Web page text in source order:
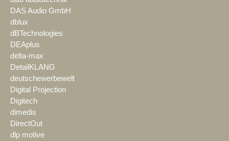
DAS Audio GmbH
dblux
dBTechnologies
DEAplus
delta-max
DetailKLANG
deutschewerbewelt
Digital Projection
Digitech
dimedis
DirectOut
dlp motive